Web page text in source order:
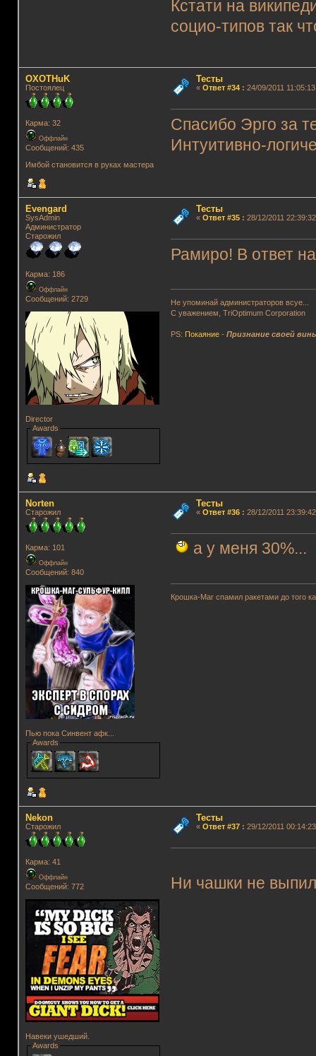
Кстати на
социо-типов так
OXOTHuK
Постоялец
Карма: 32
Оффлайн
Сообщений: 435
Имбой становится в руках мастера
Тесты
« Ответ #34: 24/09/2011
Спасибо Эрго за
Интуитивно-
Evengard
SysAdmin
Администратор
Старожил
Карма: 186
Оффлайн
Сообщений: 2729
Director
Awards
Тесты
« Ответ #35: 28/12/2011
Рамиро! В ответ
Не упоминай администраторов всуе...
С уважением, TriOptimum Corporation
PS: Покаяние -Признание своей
Norten
Старожил
Карма: 101
Оффлайн
Сообщений: 840
Пью пока Синвент афк...
Awards
Тесты
« Ответ #36: 28/12/2011
а у меня 30%...
Крошка-Маг спамил ракетами до того
Nekon
Старожил
Карма: 41
Оффлайн
Сообщений: 772
Навеки ушедший.
Awards
Тесты
« Ответ #37: 29/12/2011
Ни чашки не